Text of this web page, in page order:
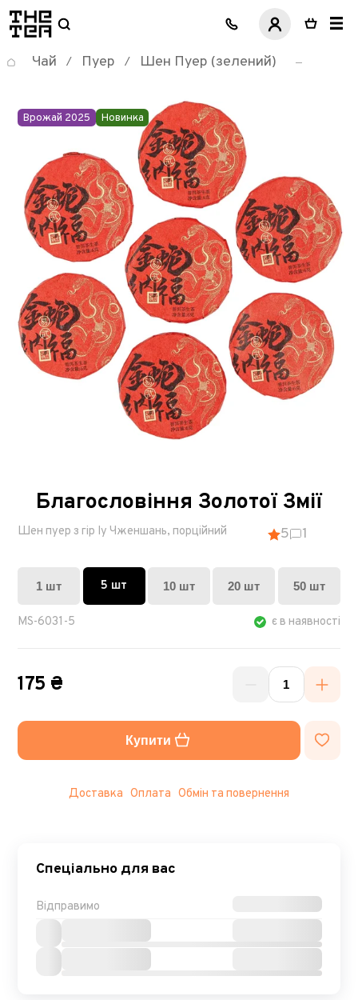
логотип
Чай / Пуер / Шен Пуер (зелений)
Врожай 2025 Новинка
Благословіння Золотої Змії
Шен пуер з гір Іу Чженшань, порційний 5 1
1 шт 5 шт 10 шт 20 шт 50 шт
MS-6031-5 є в наявності
175 ₴
Купити
Доставка Оплата Обмін та повернення
Спеціально для вас
Відправимо